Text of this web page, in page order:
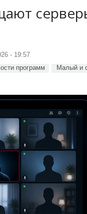
- 19:57
программ Малый и